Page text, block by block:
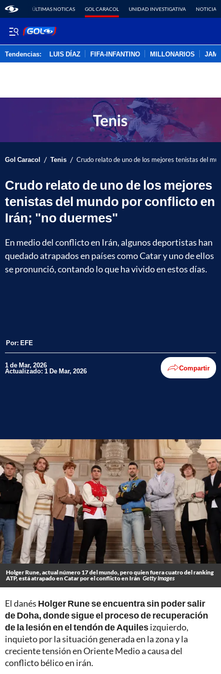
ÚLTIMAS NOTICAS GOL CARACOL UNIDAD INVESTIGATIVA NOTICIAS
Tendencias: LUIS DÍAZ FIFA-INFANTINO MILLONARIOS
Gol Caracol / Tenis / Crudo relato de uno de los mejores tenistas del
Crudo relato de uno de los mejores
tenistas del mundo por conflicto en
Irán; "no duermes"
En medio del conflicto en Irán, algunos deportistas han
quedado atrapados en países como Catar y uno de ellos
se pronunció, contando lo que ha vivido en estos días.
Por: EFE
1 de Mar, 2026
Actualizado: 1 De Mar, 2026 Compartir
Holger Rune, actual número 17 del mundo, pero quien fuera cuatro del ranking
ATP, está atrapado en Catar por el conflicto en Irán Getty Images
El danés Holger Rune se encuentra sin poder salir
de Doha, donde sigue el proceso de recuperación
de la lesión en el tendón de Aquilesizquierdo,
inquieto por la situación generada en la zona y la
creciente tensión en Oriente Medio a causa del
conflicto bélico en irán.